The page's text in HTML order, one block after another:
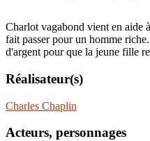
Charlot vagabond vient en aide
fait passer pour un homme
d'argent pour que la jeune fille
Réalisateur(s)
Charles Chaplin
Acteurs, personnages